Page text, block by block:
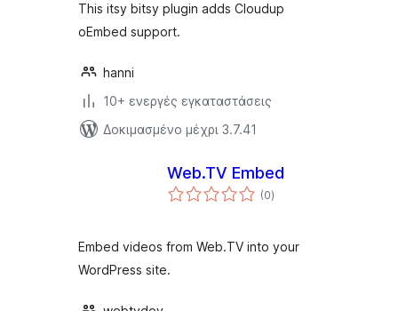
This itsy bitsy plugin adds Cloudup
oEmbed support.
hanni
10+ ενεργές εγκαταστάσεις
Δοκιμασμένο μέχρι 3.7.41
Web.TV Embed
(0αξιολογήσεις
σύνολο
)
Embed videos from Web.TV into your
WordPress site.